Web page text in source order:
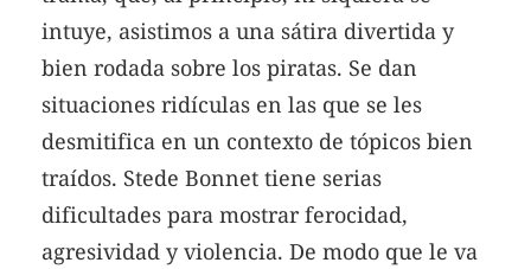
intuye, asistimos a una sátira divertida y
bien rodada sobre los piratas. Se dan
situaciones ridículas en las que se les
desmitifica en un contexto de tópicos bien
traídos. Stede Bonnet tiene serias
dificultades para mostrar ferocidad,
agresividad y violencia. De modo que le va